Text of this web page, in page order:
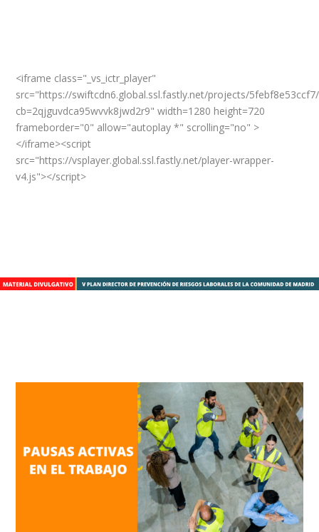
<iframe class="_vs_ictr_player"
src="https://swiftcdn6.global.ssl.fastly.net/projects/
cb=2qjguvdca95wvvk8jwd2r9" width=1280 height=720
frameborder="0" allow="autoplay *" scrolling="no" >
</iframe><script
src="https://vsplayer.global.ssl.fastly.net/player-wrapper-
v4.js"></script>